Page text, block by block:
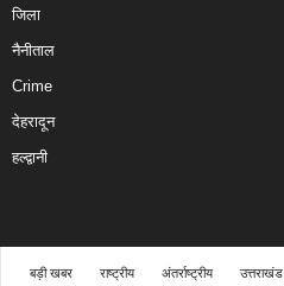
जिला
नैनीताल
Crime
देहरादून
हल्द्वानी
बड़ी खबर राष्ट्रीय अंतर्राष्ट्रीय उत्तराखंड